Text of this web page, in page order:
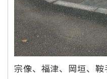
宗像、福津、岡垣、鞍